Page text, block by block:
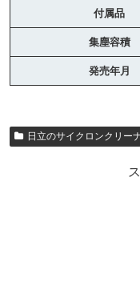
付属品
集塵容積
発売年月
日立のサイクロンクリー